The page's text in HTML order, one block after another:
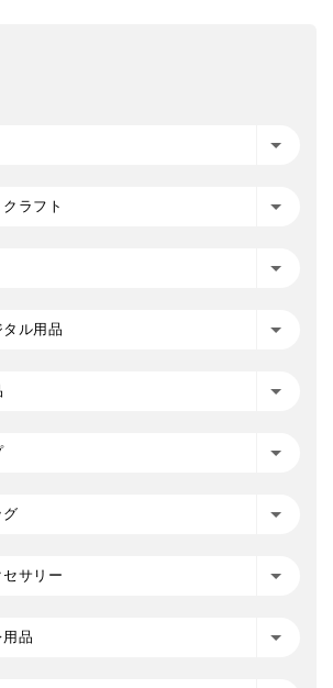
ラフト
タル用品
グ
サリー
品